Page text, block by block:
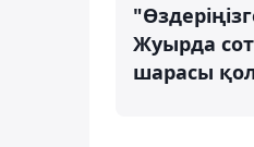
Жуырда
шарасы